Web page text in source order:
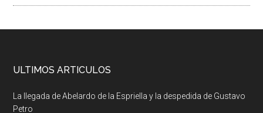
ULTIMOS ARTICULOS
La llegada de Abelardo de la Espriella y la despedida de Gustavo
Petro